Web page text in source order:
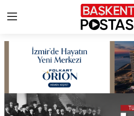
Çerez Politikası
Künye